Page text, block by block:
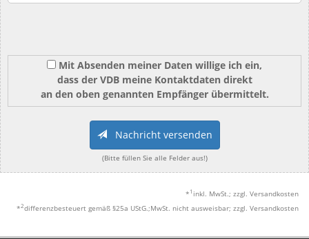
Mit Absenden meiner Daten willige ich ein,
dass der VDB meine Kontaktdaten direkt
an den oben genannten Empfänger übermittelt.
Nachricht versenden
(Bitte füllen Sie alle Felder aus!)
* 1 inkl. MwSt.; zzgl. Versandkosten
*2differenzbesteuert gemäß §25a UStG.;MwSt. nicht ausweisbar; zzgl. Versandkosten